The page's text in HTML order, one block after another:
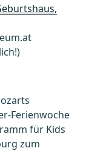
Ferienwoche
für Kids
zum